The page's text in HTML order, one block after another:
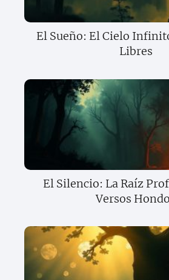
El Sueño: El Cielo
Libres
El Silencio: La Raíz
Versos